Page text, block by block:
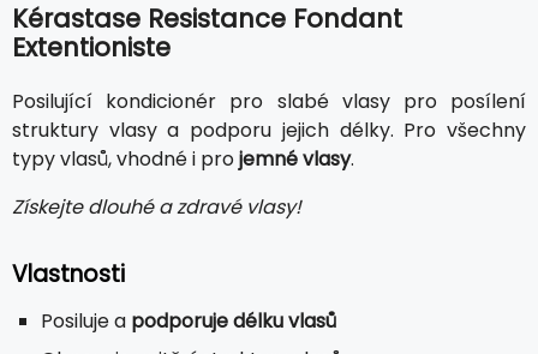
Kérastase Resistance Fondant
Extentioniste
Posilující kondicionér pro slabé vlasy pro posílení
struktury vlasy a podporu jejich délky. Pro všechny
typy vlasů, vhodné i projemné vlasy.
Získejte dlouhé a zdravé vlasy!
Vlastnosti
Posiluje a podporuje délku vlasů